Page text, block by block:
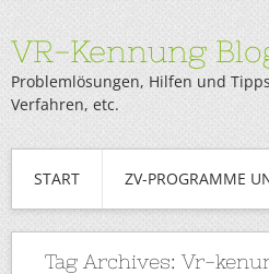
VR-Kennung
Problemlösungen, Hilfen und
Verfahren, etc.
START ZV-PROGRAMME
Tag Archives: Vr-